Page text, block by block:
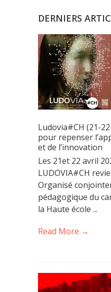
DERNIERS
Ludovia#CH (21-
pour repenser
et de l’innovation
Les 21et 22 avril
LUDOVIA#CH
Organisé
pédagogique du
la Haute école ...
Read More →